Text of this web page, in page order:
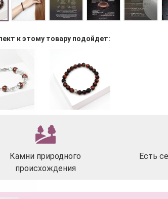
к этому товару подойдет:
Камни природного
происхождения
Есть